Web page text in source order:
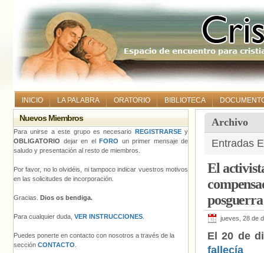
INICIO LA PALABRA ORATORIO BIBLIOTECA
Archivo
Entradas
El
posguerra
jueves, 28 de
El 20 de
Nuevos Miembros
Para unirse a este grupo es necesario REGISTRARSEy
OBLIGATORIO dejar en el FORO un primer mensaje de
saludo y presentación al resto de miembros.
Por favor, no lo olvidéis, ni tampoco indicar vuestros motivos
en las solicitudes de incorporación.
Gracias. Dios os bendiga.
Para cualquier duda, VER INSTRUCCIONES
Puedes ponerte en contacto con nosotros a través de la
sección CONTACTO